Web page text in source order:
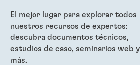
El mejor lugar para explorar todos
nuestros recursos de expertos:
descubra documentos técnicos,
estudios de caso, seminarios web y
más.